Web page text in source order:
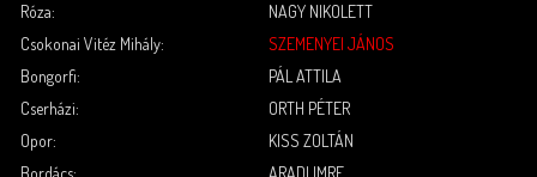
Róza:
NAGY NIKOLETT
Csokonai Vitéz Mihály:
SZEMENYEI JÁNOS
Bongorfi:
PÁL ATTILA
Cserházi:
ORTH PÉTER
Opor:
KISS ZOLTÁN
Bordács:
ARADI IMRE